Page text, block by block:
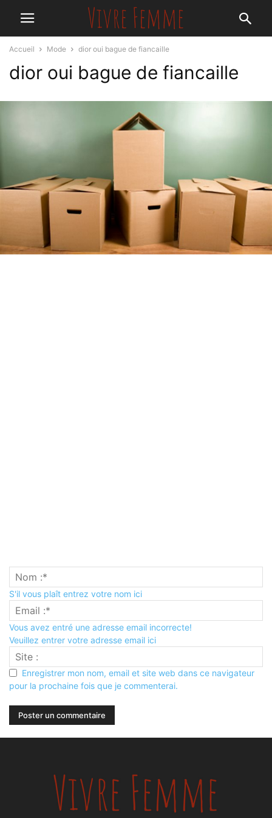
Accueil Mode dior oui bague de fiancaille
dior oui bague de fiancaille
S'il vous plaît entrez votre nom ici
Vous avez entré une adresse email incorrecte!
Veuillez entrer votre adresse email ici
Enregistrer mon nom, email et site web dans ce navigateur
pour la prochaine fois que je commenterai.